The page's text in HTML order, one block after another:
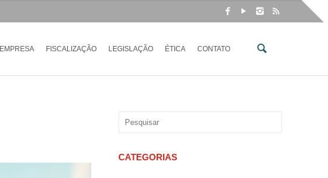
EMPRESA FISCALIZAÇÃO LEGISLAÇÃO ÉTICA CONTATO
CATEGORIAS